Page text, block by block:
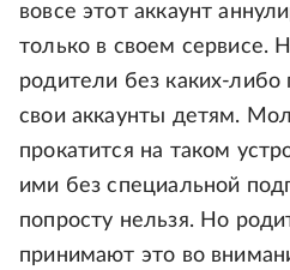
вовсе этот аккаунт
только в своем сервисе.
родители без каких-
свои аккаунты детям.
прокатится на таком
ими без специальной
попросту нельзя. Но
принимают это во